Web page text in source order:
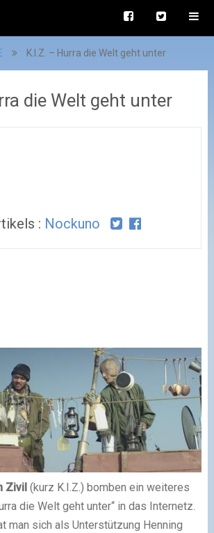
K.I.Z. – Hurra die Welt geht unter
die Welt geht unter
: Nockuno
Zivil(kurz K.I.Z.) bomben ein weiteres
die Welt geht unter“ in das Internetz.
man sich als Unterstützung Henning